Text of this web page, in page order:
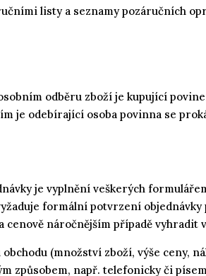
listy a seznamy pozáručních
odběru zboží je kupující
je odebírající osoba povinna se
je vyplnění veškerých
formální potvrzení
náročnějším případě vyhradit
(množství zboží, výše ceny,
způsobem, např. telefonicky či